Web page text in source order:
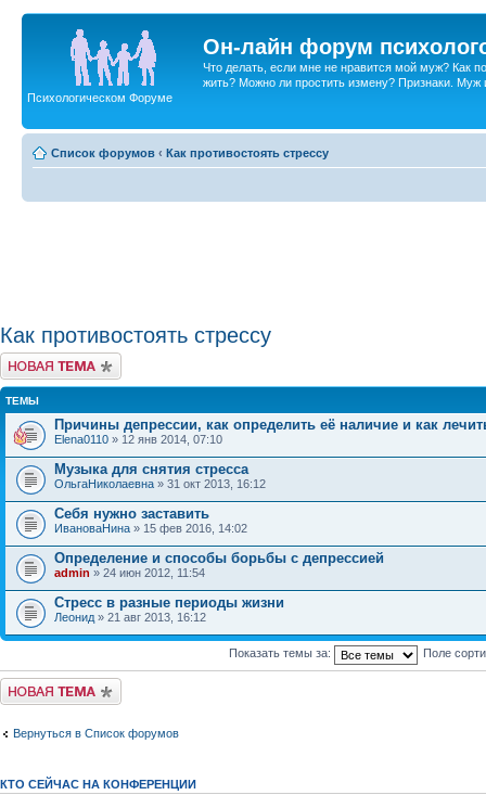
Он-лайн форум
Что делать, если мне не нравится мой муж? Как
жить? Можно ли простить измену? Признаки. Муж
Психологическом Форуме
Список форумов ‹ Как противостоять стрессу
Как противостоять стрессу
Новая тема
ТЕМЫ
Причины депрессии, как определить её наличие и как
Elena0110 » 12 янв 2014, 07:10
Музыка для снятия стресса
ОльгаНиколаевна » 31 окт 2013, 16:12
Себя нужно заставить
ИвановаНина » 15 фев 2016, 14:02
Определение и способы борьбы с депрессией
admin » 24 июн 2012, 11:54
Стресс в разные периоды жизни
Леонид » 21 авг 2013, 16:12
Показать темы за: Поле
Новая тема
Вернуться в Список форумов
КТО СЕЙЧАС НА КОНФЕРЕНЦИИ